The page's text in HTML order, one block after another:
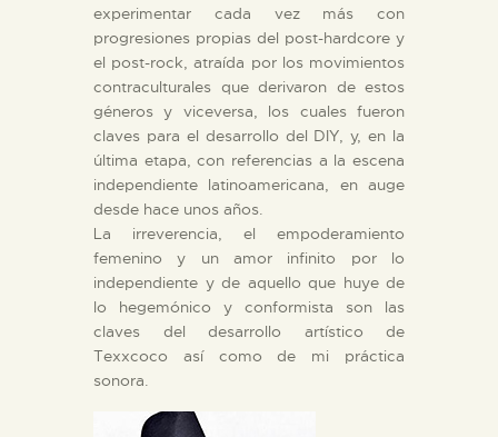
experimentar cada vez más con
progresiones propias del post-hardcore y
el post-rock, atraída por los movimientos
contraculturales que derivaron de estos
géneros y viceversa, los cuales fueron
claves para el desarrollo del DIY, y, en la
última etapa, con referencias a la escena
independiente latinoamericana, en auge
desde hace unos años.
La irreverencia, el empoderamiento
femenino y un amor infinito por lo
independiente y de aquello que huye de
lo hegemónico y conformista son las
claves del desarrollo artístico de
Texxcoco así como de mi práctica
sonora.